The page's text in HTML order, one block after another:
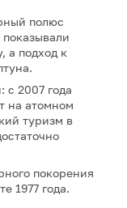
полюс
а подход к
с 2007 года
на атомном
туризм в
покорения
1977 года.